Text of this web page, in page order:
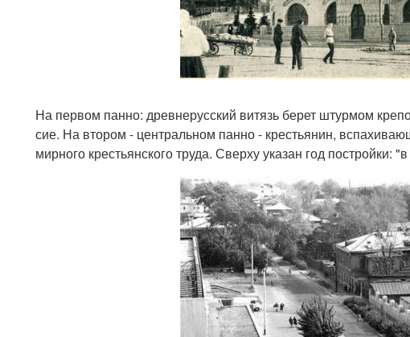
На первом панно: древнерусский витязь берет штурмом
сие. На втором - центральном панно - крестьянин,
мирного крестьянского труда. Сверху указан год постройки: